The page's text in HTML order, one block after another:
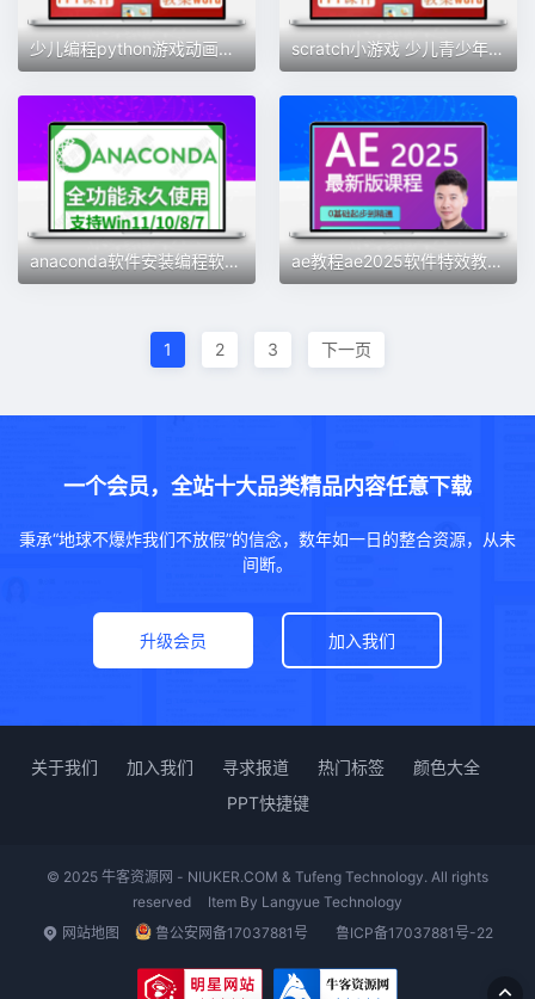
少儿编程python游戏动画设计 人工智能0基础入门进阶课程源码视频 scratch小游戏 少儿青少年编程课程体系 PPT课件教案视频源码素材
anaconda软件安装编程软件Python远程安装永久使用送网络爬虫课程 ae教程ae2025软件特效教程零基础视频教程课程案例学习制作剪辑
1 2 3 下一页
一个会员，全站十大品类精品内容任意下载
秉承“地球不爆炸我们不放假”的信念，数年如一日的整合资源，从未
间断。
升级会员 加入我们
关于我们 加入我们 寻求报道 热门标签
颜色大全
PPT快捷键
© 2025 牛客资源网 - NIUKER.COM & Tufeng Technology. All rights
reserved
Item By Langyue Technology
网站地图
鲁公安网备17037881号 鲁ICP备17037881号-22